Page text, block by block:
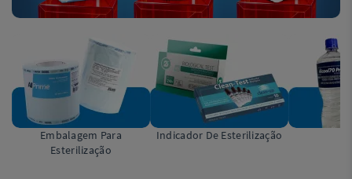
Embalagem Para
Esterilização
Indicador De Esterilização